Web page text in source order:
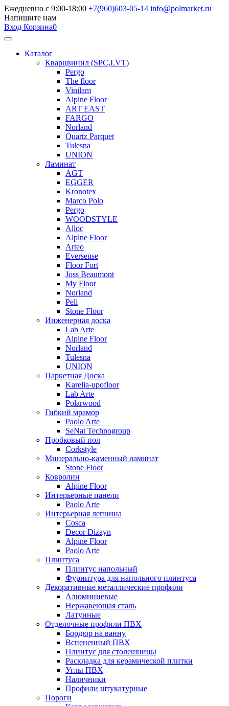
Ежедневно с 9:00-18:00 +7(960)603-05-14 info@polmarket.ru
Напишите нам
Вход Корзина0
Каталог
Кварцвинил (SPC,LVT)
Pergo
The floor
Vinilam
Alpine Floor
ART EAST
FARGO
Norland
Quartz Parquet
Tulesna
UNION
Ламинат
AGT
EGGER
Kronotex
Marco Polo
Pergo
WOODSTYLE
Alloc
Alpine Floor
Arteo
Eversense
Floor Fort
Joss Beaumont
My Floor
Norland
Peli
Stone Floor
Инженерная доска
Lab Arte
Alpine Floor
Norland
Tulesna
UNION
Паркетная Доска
Karelia-upofloor
Lab Arte
Polarwood
Гибкий мрамор
Paolo Arte
SeNat Technogroup
Пробковый пол
Corkstyle
Минерально-каменный ламинат
Stone Floor
Ковролин
Alpine Floor
Интерьерные панели
Paolo Arte
Интерьерная лепнина
Cosca
Decor Dizayn
Alpine Floor
Paolo Arte
Плинтуса
Плинтус напольный
Фурнитура для напольного плинтуса
Декоративные металлические профили
Алюминиевые
Нержавеющая сталь
Латунные
Отделочные профили ПВХ
Бордюр на ванну
Вспененный ПВХ
Плинтус для столешницы
Раскладка для керамической плитки
Углы ПВХ
Наличники
Профили штукатурные
Пороги